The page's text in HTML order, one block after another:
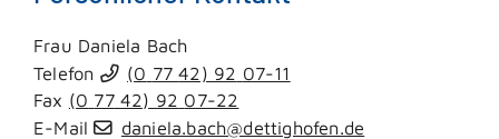
Frau Daniela Bach
Telefon
(0 77 42) 92 07-11
Fax (0 77 42) 92 07-22
E-Mail
daniela.bach@dettighofen.de